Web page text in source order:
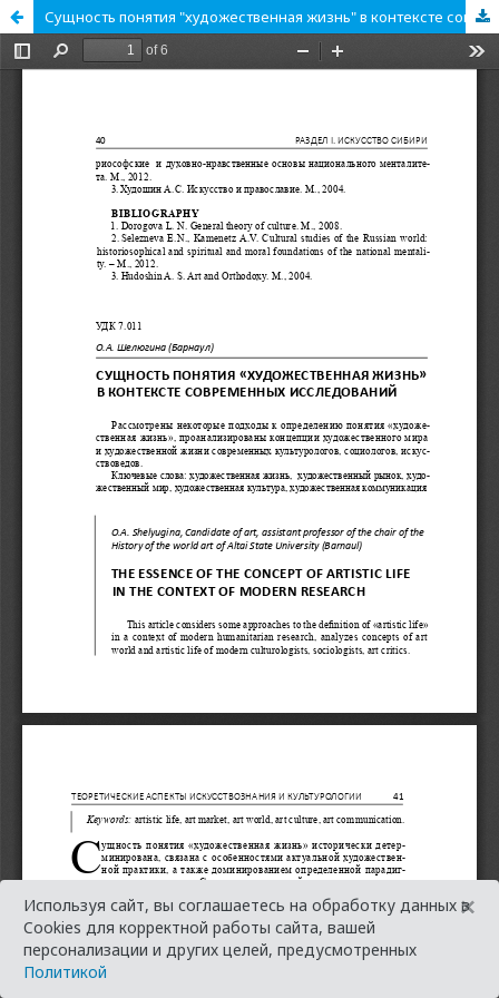
Сущность понятия "художественная жизнь" в контексте современных исследований
Используя сайт, вы соглашаетесь на обработку данных в
Cookies для корректной работы сайта, вашей
персонализации и других целей, предусмотренных
Политикой
×